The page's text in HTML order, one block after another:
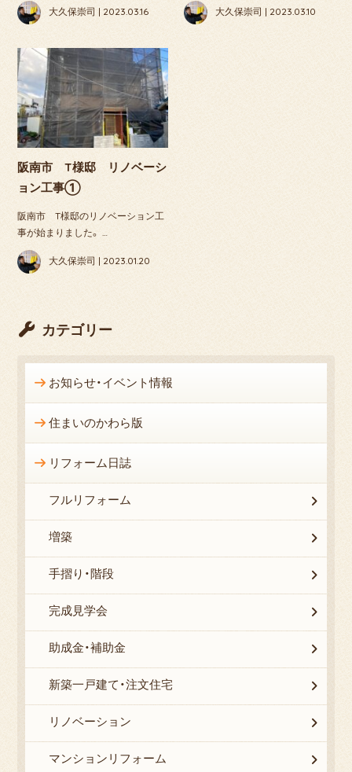
大久保崇司 | 2023.03.16 大久保崇司 | 2023.03.10
阪南市 T様邸 リノベーシ
ョン工事①
阪南市 T様邸のリノベーション工
事が始まりました。 …
大久保崇司 | 2023.01.20
カテゴリー
お知らせ・イベント情報
住まいのかわら版
リフォーム日誌
フルリフォーム
増築
手摺り・階段
完成見学会
助成金・補助金
新築一戸建て・注文住宅
リノベーション
マンションリフォーム